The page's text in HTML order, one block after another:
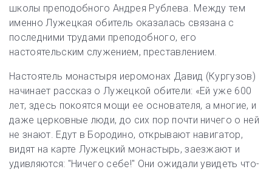
школы преподобного Андрея Рублева. Между тем
именно Лужецкая обитель оказалась связана с
последними трудами преподобного, его
настоятельским служением, преставлением.
Настоятель монастыря иеромонах Давид (Кургузов)
начинает рассказ о Лужецкой обители: «Ей уже 600
лет, здесь покоятся мощи ее основателя, а многие, и
даже церковные люди, до сих пор почти ничего о ней
не знают. Едут в Бородино, открывают навигатор,
видят на карте Лужецкий монастырь, заезжают и
удивляются: "Ничего себе!" Они ожидали увидеть что-